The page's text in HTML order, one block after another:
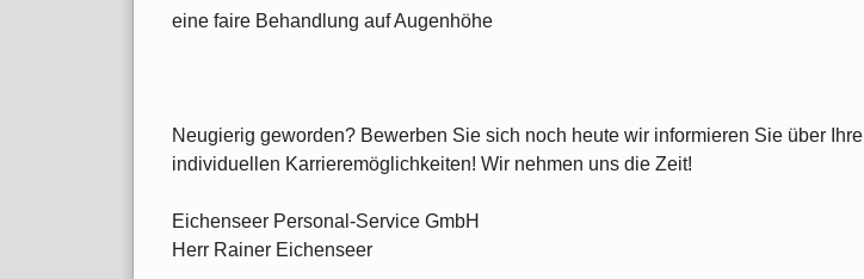
eine faire Behandlung auf Augenhöhe
Neugierig geworden? Bewerben Sie sich noch heute wir informieren Sie über Ihre
individuellen Karrieremöglichkeiten! Wir nehmen uns die Zeit!
Eichenseer Personal-Service GmbH
Herr Rainer Eichenseer